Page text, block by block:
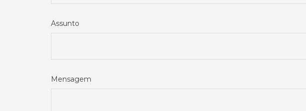
Assunto
Mensagem